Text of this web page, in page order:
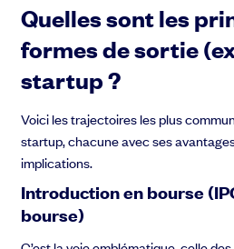
Quelles sont les
formes de sortie
startup ?
Voici les trajectoires les plus
startup, chacune avec ses
implications.
Introduction en bourse
bourse)